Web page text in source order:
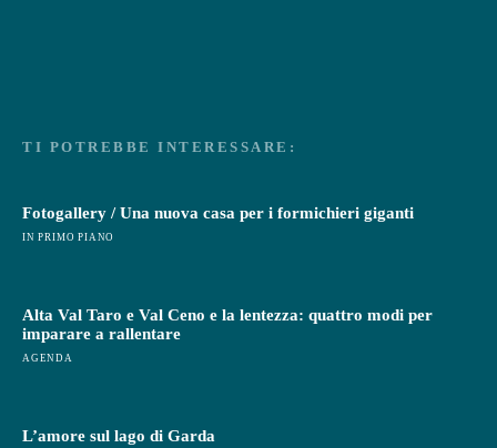
TI POTREBBE INTERESSARE:
Fotogallery / Una nuova casa per i formichieri giganti
IN PRIMO PIANO
Alta Val Taro e Val Ceno e la lentezza: quattro modi per
imparare a rallentare
AGENDA
L’amore sul lago di Garda